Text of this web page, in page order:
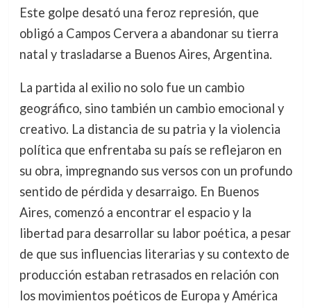
Este golpe desató una feroz represión, que
obligó a Campos Cervera a abandonar su tierra
natal y trasladarse a Buenos Aires, Argentina.
La partida al exilio no solo fue un cambio
geográfico, sino también un cambio emocional y
creativo. La distancia de su patria y la violencia
política que enfrentaba su país se reflejaron en
su obra, impregnando sus versos con un profundo
sentido de pérdida y desarraigo. En Buenos
Aires, comenzó a encontrar el espacio y la
libertad para desarrollar su labor poética, a pesar
de que sus influencias literarias y su contexto de
producción estaban retrasados en relación con
los movimientos poéticos de Europa y América